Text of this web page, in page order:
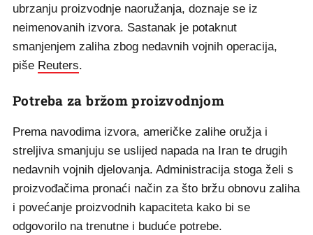
ubrzanju proizvodnje naoružanja, doznaje se iz
neimenovanih izvora. Sastanak je potaknut
smanjenjem zaliha zbog nedavnih vojnih operacija,
piše Reuters.
Potreba za bržom proizvodnjom
Prema navodima izvora, američke zalihe oružja i
streljiva smanjuju se uslijed napada na Iran te drugih
nedavnih vojnih djelovanja. Administracija stoga želi s
proizvođačima pronaći način za što bržu obnovu zaliha
i povećanje proizvodnih kapaciteta kako bi se
odgovorilo na trenutne i buduće potrebe.